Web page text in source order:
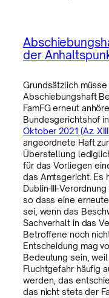
der
Grundsätzlich
Abschiebungshaft
FamFG erneut
Bundesgerichtshof
Oktober 2021 (Az.
angeordnete Haft
Überstellung
für das Vorliegen
das Amtsgericht. Es
Dublin-III-
so dass eine
sei, wenn das
Sachverhalt in das
Betroffene noch
Entscheidung mag
Bedeutung sein,
Fluchtgefahr häufig
werden, das
das nicht stets der